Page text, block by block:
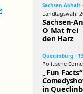
Sachsen-Anhalt
Landtagswahl
Sachsen-
O-Mat frei
den Harz
Quedlinburg ·
Politische
„Fun
in